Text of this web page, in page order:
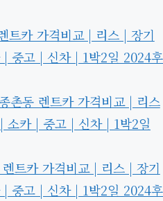
트카 가격비교 | 리스 | 장기
중고 | 신차 | 1박2일 2024후
촌동 렌트카 가격비교 | 리스
소카 | 중고 | 신차 | 1박2일
트카 가격비교 | 리스 | 장기
중고 | 신차 | 1박2일 2024후